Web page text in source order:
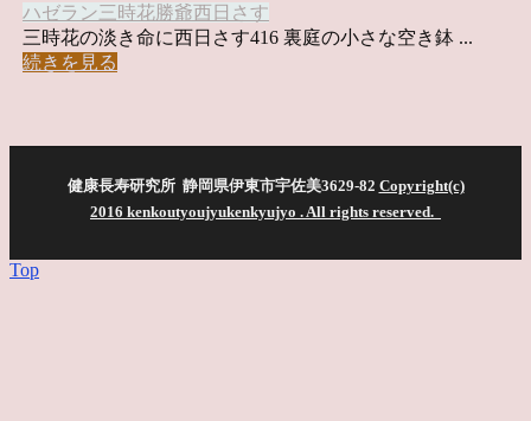
ハゼラン三時花勝爺西日さす
三時花の淡き命に西日さす416 裏庭の小さな空き鉢 ...
続きを見る
健康長寿研究所 静岡県伊東市宇佐美3629-82 Copyright(c)
2016 kenkoutyoujyukenkyujyo . All rights reserved.
Top